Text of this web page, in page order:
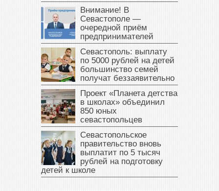
Внимание! В
Севастополе —
очередной приём
предпринимателей
Севастополь: выплату
по 5000 рублей на детей
большинство семей
получат беззаявительно
Проект «Планета детства
в школах» объединил
850 юных
севастопольцев
Севастопольское
правительство вновь
выплатит по 5 тысяч
рублей на подготовку
детей к школе